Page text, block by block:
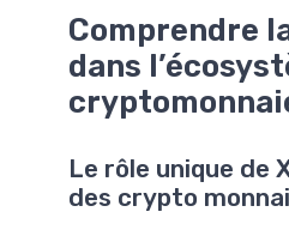
Comprendre
dans
Le rôle unique de
des crypto